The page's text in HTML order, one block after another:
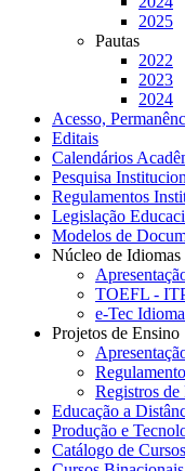
2025
Pautas
2022
2023
2024
Acesso,
Editais
Calendários
Pesquisa
Regulamentos
Legislação
Modelos de
Núcleo de Idiomas
TOEFL -
e-Tec
Projetos de Ensino
Registros de
Educação a
Produção e
Catálogo de Cursos